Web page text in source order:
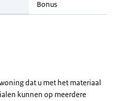
Bonus
dat u met het materiaal
kunnen op meerdere